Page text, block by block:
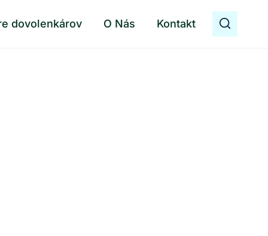
dovolenkárov O Nás Kontakt